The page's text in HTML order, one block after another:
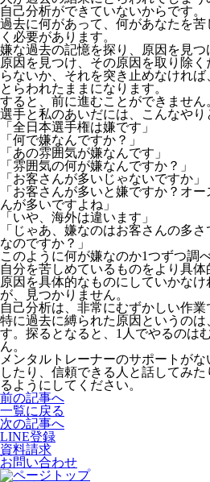
自己分析ができていないからです。
過去に何があって、何があなたを
く必要があります。
嫌な過去の記憶を探り、原因を見つ
原因を見つけ、その原因を取り除
らないか、それを突き止めなけれ
とらわれたままになります。
すると、前に進むことができません
選手と私のあいだには、こんなやり
「全日本選手権は嫌です」
「何で嫌なんですか？」
「あの雰囲気が嫌なんです」
「雰囲気の何が嫌なんですか？」
「お客さんが多いじゃないですか」
「お客さんが多いと嫌ですか？オ
んが多いですよね」
「いや、海外は違います」
「じゃあ、嫌なのはお客さんの多
なのですか？」
このように何が嫌なのか1つずつ調
自分を苦しめているものをより具体
原因を具体的なものにしていかな
が、見つかりません。
自己分析は、非常にむずかしい作業
特に過去に縛られた原因というの
す。探るとなると、1人でやるのは
ん。
メンタルトレーナーのサポートが
したり、信頼できる人と話してみ
るようにしてください。
前の記事へ
一覧に戻る
次の記事へ
LINE登録
資料請求
お問い合わせ